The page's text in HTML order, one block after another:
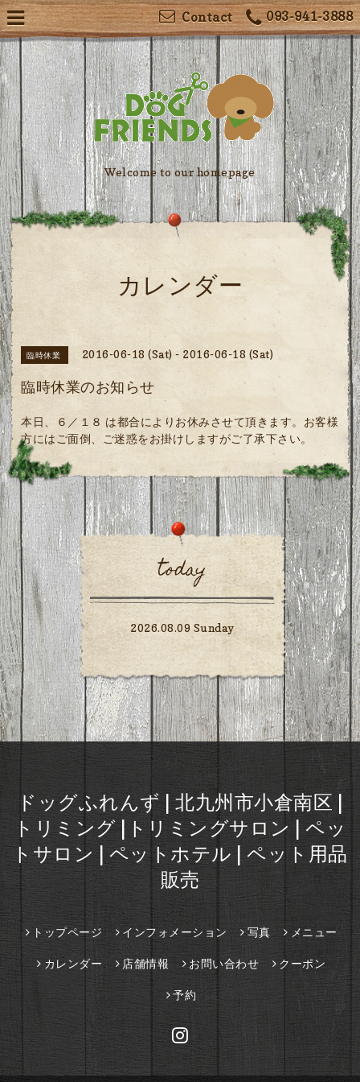
093-941-3888
Contact
Welcome to our homepage
カレンダー
臨時休業 2016-06-18 (Sat) - 2016-06-18 (Sat)
臨時休業のお知らせ
本日、６／１８ は都合によりお休みさせて頂きます。お客様
方にはご面倒、ご迷惑をお掛けしますがご了承下さい。
today
2026.08.09 Sunday
ドッグふれんず | 北九州市小倉南区 |
トリミング |トリミングサロン | ペッ
トサロン | ペットホテル | ペット用品
販売
トップページ インフォメーション 写真 メニュー
カレンダー 店舗情報 お問い合わせ クーポン
予約